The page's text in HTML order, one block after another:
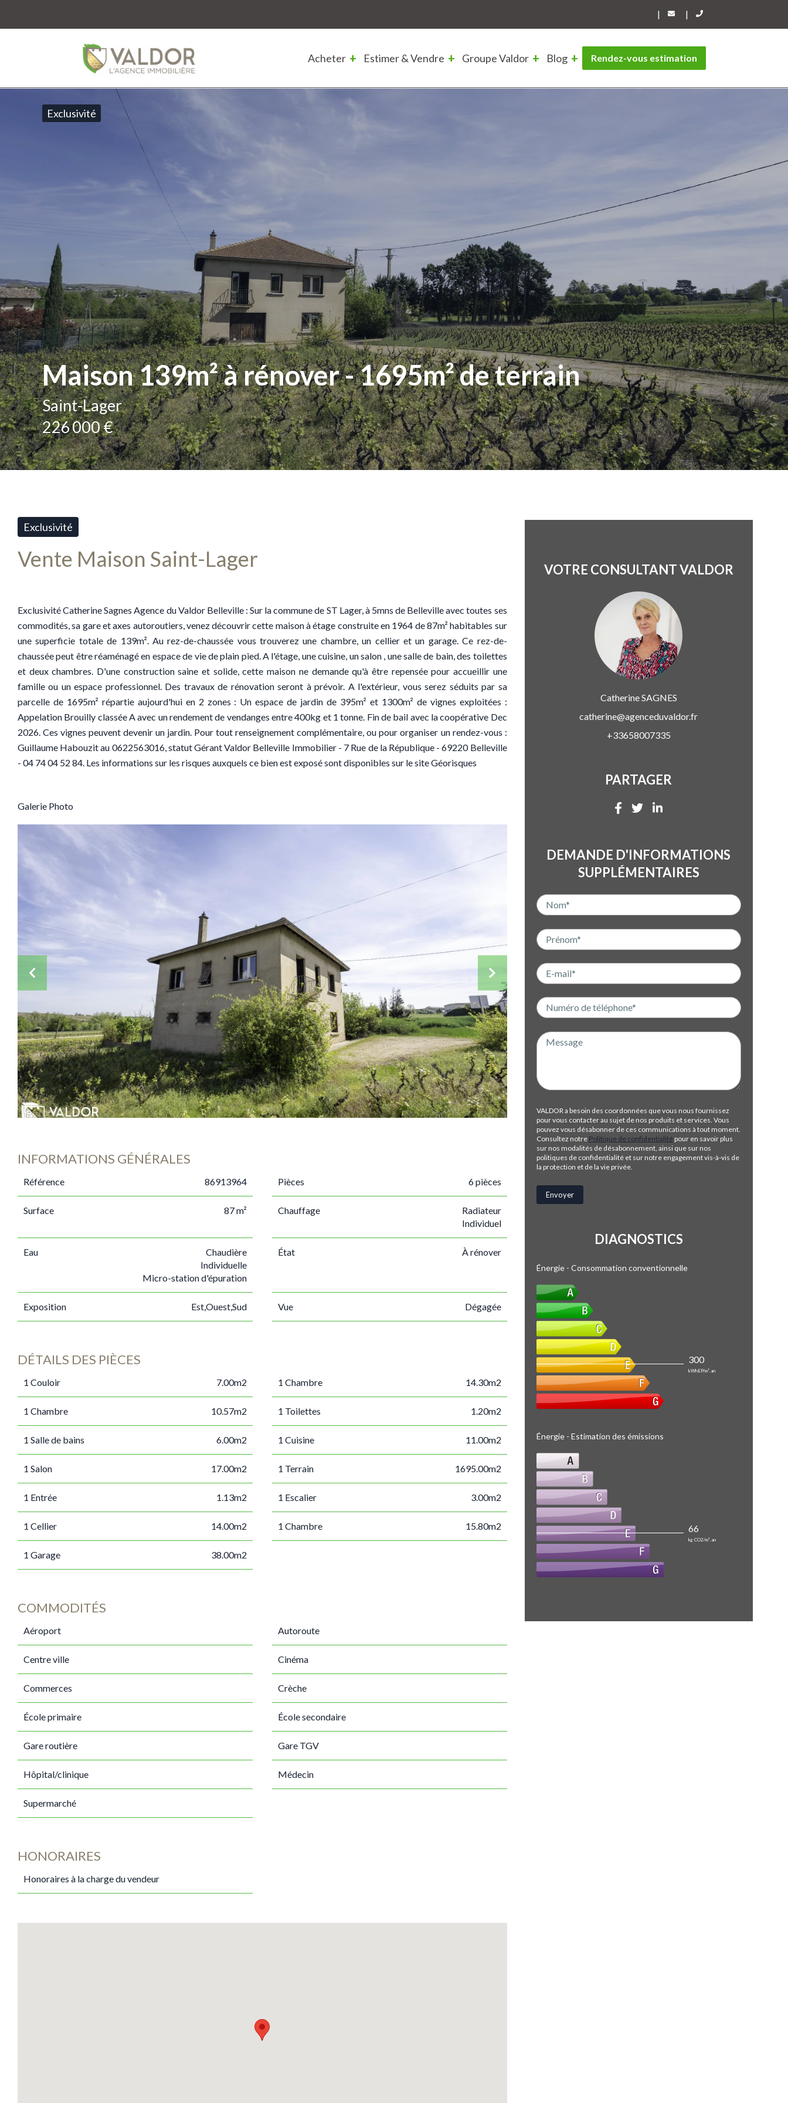
| |
Acheter Estimer & Vendre Groupe Valdor Blog Rendez-vous estimation
Exclusivité
Maison 139m² à rénover - 1695m² de terrain
Saint-Lager
226 000 €
Exclusivité
Vente Maison Saint-Lager
Exclusivité Catherine Sagnes Agence du Valdor Belleville : Sur la commune de ST Lager, à 5mns de Belleville avec toutes ses
commodités, sa gare et axes autoroutiers, venez découvrir cette maison à étage construite en 1964 de 87m² habitables sur
une superficie totale de 139m². Au rez-de-chaussée vous trouverez une chambre, un cellier et un garage. Ce rez-de-
chaussée peut être réaménagé en espace de vie de plain pied. A l'étage, une cuisine, un salon , une salle de bain, des toilettes
et deux chambres. D'une construction saine et solide, cette maison ne demande qu'à être repensée pour accueillir une
famille ou un espace professionnel. Des travaux de rénovation seront à prévoir. A l'extérieur, vous serez séduits par sa
parcelle de 1695m² répartie aujourd'hui en 2 zones : Un espace de jardin de 395m² et 1300m² de vignes exploitées :
Appelation Brouilly classée A avec un rendement de vendanges entre 400kg et 1 tonne. Fin de bail avec la coopérative Dec
2026. Ces vignes peuvent devenir un jardin. Pour tout renseignement complémentaire, ou pour organiser un rendez-vous :
Guillaume Habouzit au 0622563016, statut Gérant Valdor Belleville Immobilier - 7 Rue de la République - 69220 Belleville
- 04 74 04 52 84. Les informations sur les risques auxquels ce bien est exposé sont disponibles sur le site Géorisques
Galerie Photo
INFORMATIONS GÉNÉRALES
Référence 86913964 Pièces 6 pièces
Surface 87 m² Chauffage
Radiateur
Individuel
Eau
Chaudière
Individuelle
Micro-station d'épuration
État À rénover
Exposition Est,Ouest,Sud Vue Dégagée
DÉTAILS DES PIÈCES
1 Couloir 7.00m2 1 Chambre 14.30m2
1 Chambre 10.57m2 1 Toilettes 1.20m2
1 Salle de bains 6.00m2 1 Cuisine 11.00m2
1 Salon 17.00m2 1 Terrain 1695.00m2
1 Entrée 1.13m2 1 Escalier 3.00m2
1 Cellier 14.00m2 1 Chambre 15.80m2
1 Garage 38.00m2
COMMODITÉS
Aéroport Autoroute
Centre ville Cinéma
Commerces Crèche
École primaire École secondaire
Gare routière Gare TGV
Hôpital/clinique Médecin
Supermarché
HONORAIRES
Honoraires à la charge du vendeur
VOTRE CONSULTANT VALDOR
CatherineSAGNES
catherine@agenceduvaldor.fr
+33658007335
PARTAGER
DEMANDE D'INFORMATIONS
SUPPLÉMENTAIRES
VALDOR a besoin des coordonnées que vous nous fournissez
pour vous contacter au sujet de nos produits et services. Vous
pouvez vous désabonner de ces communications à tout moment.
Consultez notre Politique de confidentialité pour en savoir plus
sur nos modalités de désabonnement, ainsi que sur nos
politiques de confidentialité et sur notre engagement vis-à-vis de
la protection et de la vie privée.
DIAGNOSTICS
Énergie - Consommation conventionnelle
300
kWhEP/m².an
Énergie - Estimation des émissions
66
kg CO2/m².an